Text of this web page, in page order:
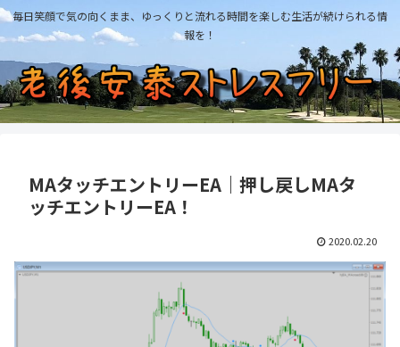
毎日笑顔で気の向くまま、ゆっくりと流れる時間を楽しむ生活が続けられる情
報を！
MAタッチエントリーEA｜押し戻しMAタ
ッチエントリーEA！
2020.02.20